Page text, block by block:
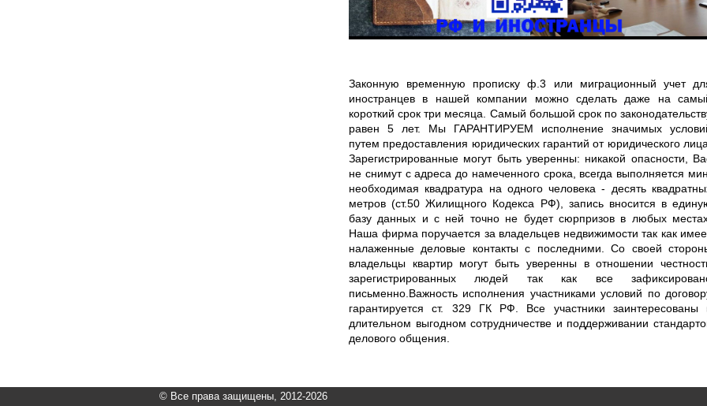
Законную временную прописку ф.3 или миграционный учет
иностранцев в нашей компании можно сделать даже на
короткий срок три месяца. Самый большой срок по
равен 5 лет. Мы ГАРАНТИРУЕМ исполнение значимых
путем предоставления юридических гарантий от юридического лица.
Зарегистрированные могут быть уверенны: никакой опасности,
не снимут с адреса до намеченного срока, всегда выполняется мин.
необходимая квадратура на одного человека - десять
метров (ст.50 Жилищного Кодекса РФ), запись вносится в
базу данных и с ней точно не будет сюрпризов в любых
Наша фирма поручается за владельцев недвижимости так как
налаженные деловые контакты с последними. Со своей
владельцы квартир могут быть уверенны в отношении
зарегистрированных людей так как все
письменно.Важность исполнения участниками условий по
гарантируется ст. 329 ГК РФ. Все участники заинтересованы
длительном выгодном сотрудничестве и поддерживании
делового общения.
© Все права защищены, 2012-2026